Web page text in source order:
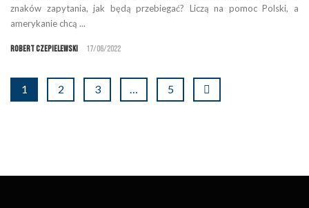
znaków zapytania, jak będą przebiegać? Liczą na pomoc Polski, a
amerykanie chcą ...
Robert Czepielewski 17/06/2022
1 2 3 … 5